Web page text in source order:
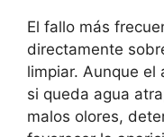
El fallo más
directamente
limpiar. Aunque el
si queda agua
malos olores,